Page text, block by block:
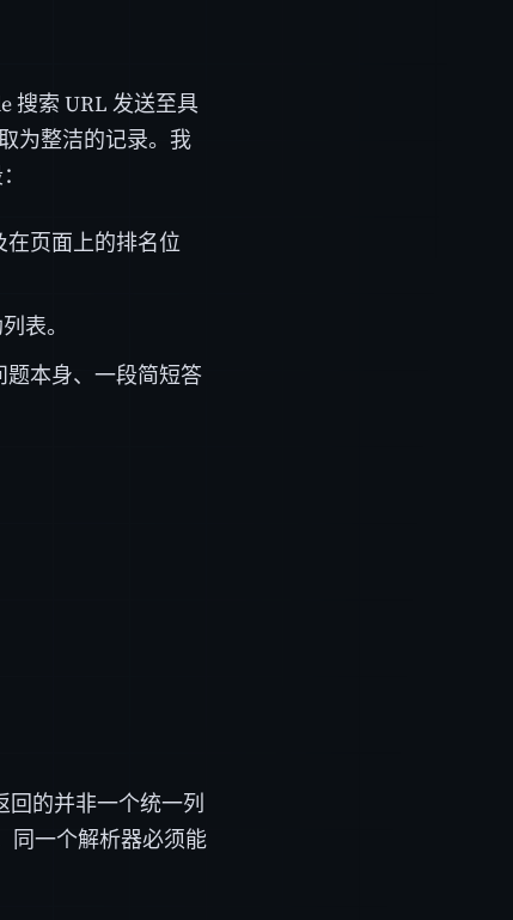
搜索 URL 发送至具
为整洁的记录。我
页面上的排名位
表。
本身、一段简短答
回的并非一个统一列
同一个解析器必须能